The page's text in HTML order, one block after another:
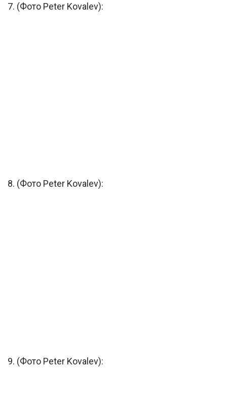
7. (Фото Peter Kovalev):
8. (Фото Peter Kovalev):
9. (Фото Peter Kovalev):